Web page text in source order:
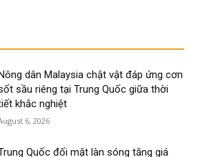
dân Malaysia chật vật đáp ứng cơn
sầu riêng tại Trung Quốc giữa thời
khắc nghiệt
6, 2026
Quốc đối mặt làn sóng tăng giá